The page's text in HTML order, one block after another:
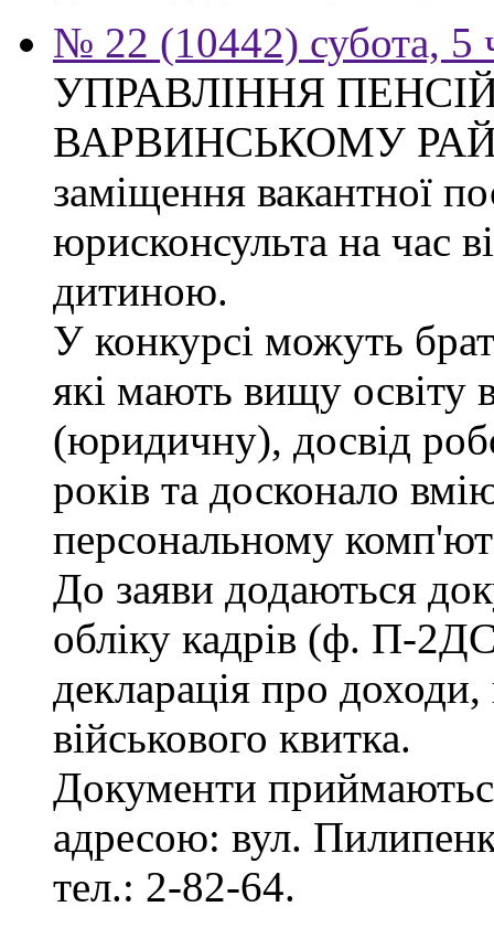
№ 22 (10442) субота, 5
УПРАВЛІННЯ
ВАРВИНСЬКОМУ
заміщення вакантної
юрисконсульта на час
дитиною.
У конкурсі можуть
які мають вищу освіту
(юридичну), досвід
років та досконало
персональному
До заяви додаються
обліку кадрів (ф. П-
декларація про доходи,
військового квитка.
Документи
адресою: вул.
тел.: 2-82-64.